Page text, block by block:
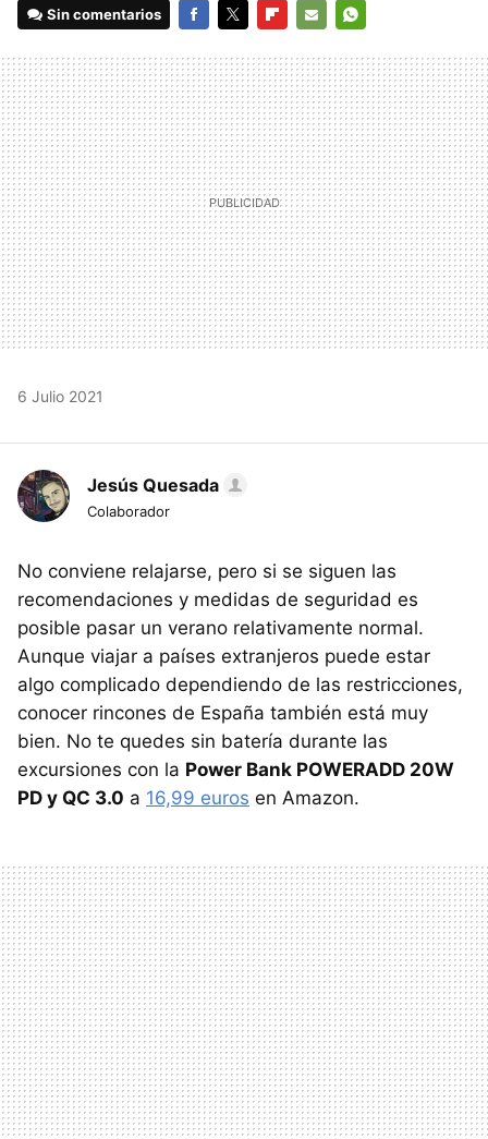
Sin comentarios
MAIL
6 Julio 2021
Jesús Quesada
Colaborador
No conviene relajarse, pero si se siguen las
recomendaciones y medidas de seguridad es
posible pasar un verano relativamente normal.
Aunque viajar a países extranjeros puede estar
algo complicado dependiendo de las restricciones,
conocer rincones de España también está muy
bien. No te quedes sin batería durante las
excursiones con la Power Bank POWERADD 20W
PD y QC 3.0 a 16,99 euros en Amazon.